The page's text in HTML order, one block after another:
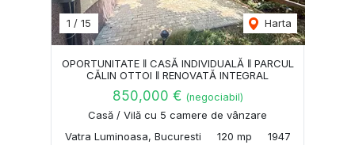
1 / 15 Harta
OPORTUNITATE ‖ CASĂ INDIVIDUALĂ ‖ PARCUL
CĂLIN OTTOI ‖ RENOVATĂ INTEGRAL
850,000 € (negociabil)
Casă / Vilă cu 5 camere de vânzare
Vatra Luminoasa, Bucuresti
120 mp 1947